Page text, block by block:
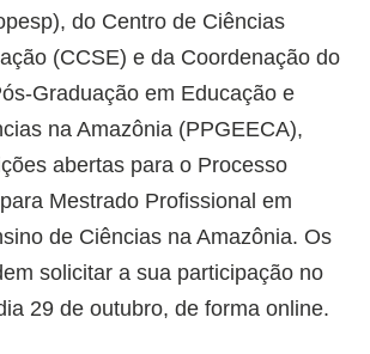
do Centro de Ciências
(CCSE) e da Coordenação do
Graduação em Educação e
na Amazônia (PPGEECA),
abertas para o Processo
Mestrado Profissional em
de Ciências na Amazônia. Os
solicitar a sua participação no
29 de outubro, de forma online.